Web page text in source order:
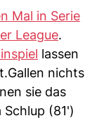
Mal in Serie
League.
lassen
nichts
sie das
(81')